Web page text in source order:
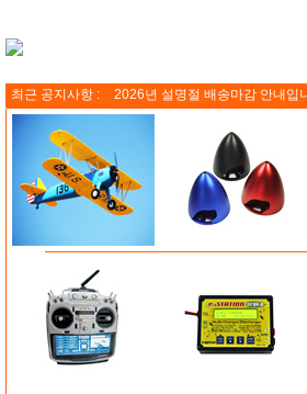
최근 공지사항 : 2026년 설명절 배송마감 안내입